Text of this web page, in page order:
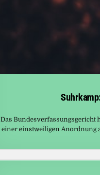
Das Bundesverfassungsgericht
einer einstweiligen Anordnung